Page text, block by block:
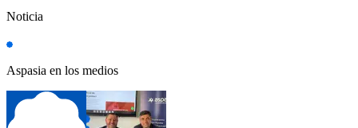
Noticia
Aspasia en los medios